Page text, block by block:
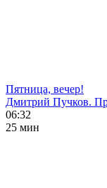
Пятница, вечер!
Дмитрий Пучков.
06:32
25 мин